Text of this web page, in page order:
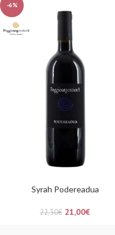
-6%
Syrah Podereadua
22,30€ 21,00€